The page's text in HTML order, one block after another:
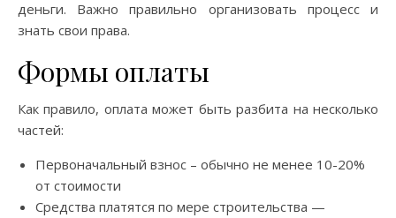
деньги. Важно правильно организовать процесс и
знать свои права.
Формы оплаты
Как правило, оплата может быть разбита на несколько
частей:
Первоначальный взнос – обычно не менее 10-20%
от стоимости
Средства платятся по мере строительства —